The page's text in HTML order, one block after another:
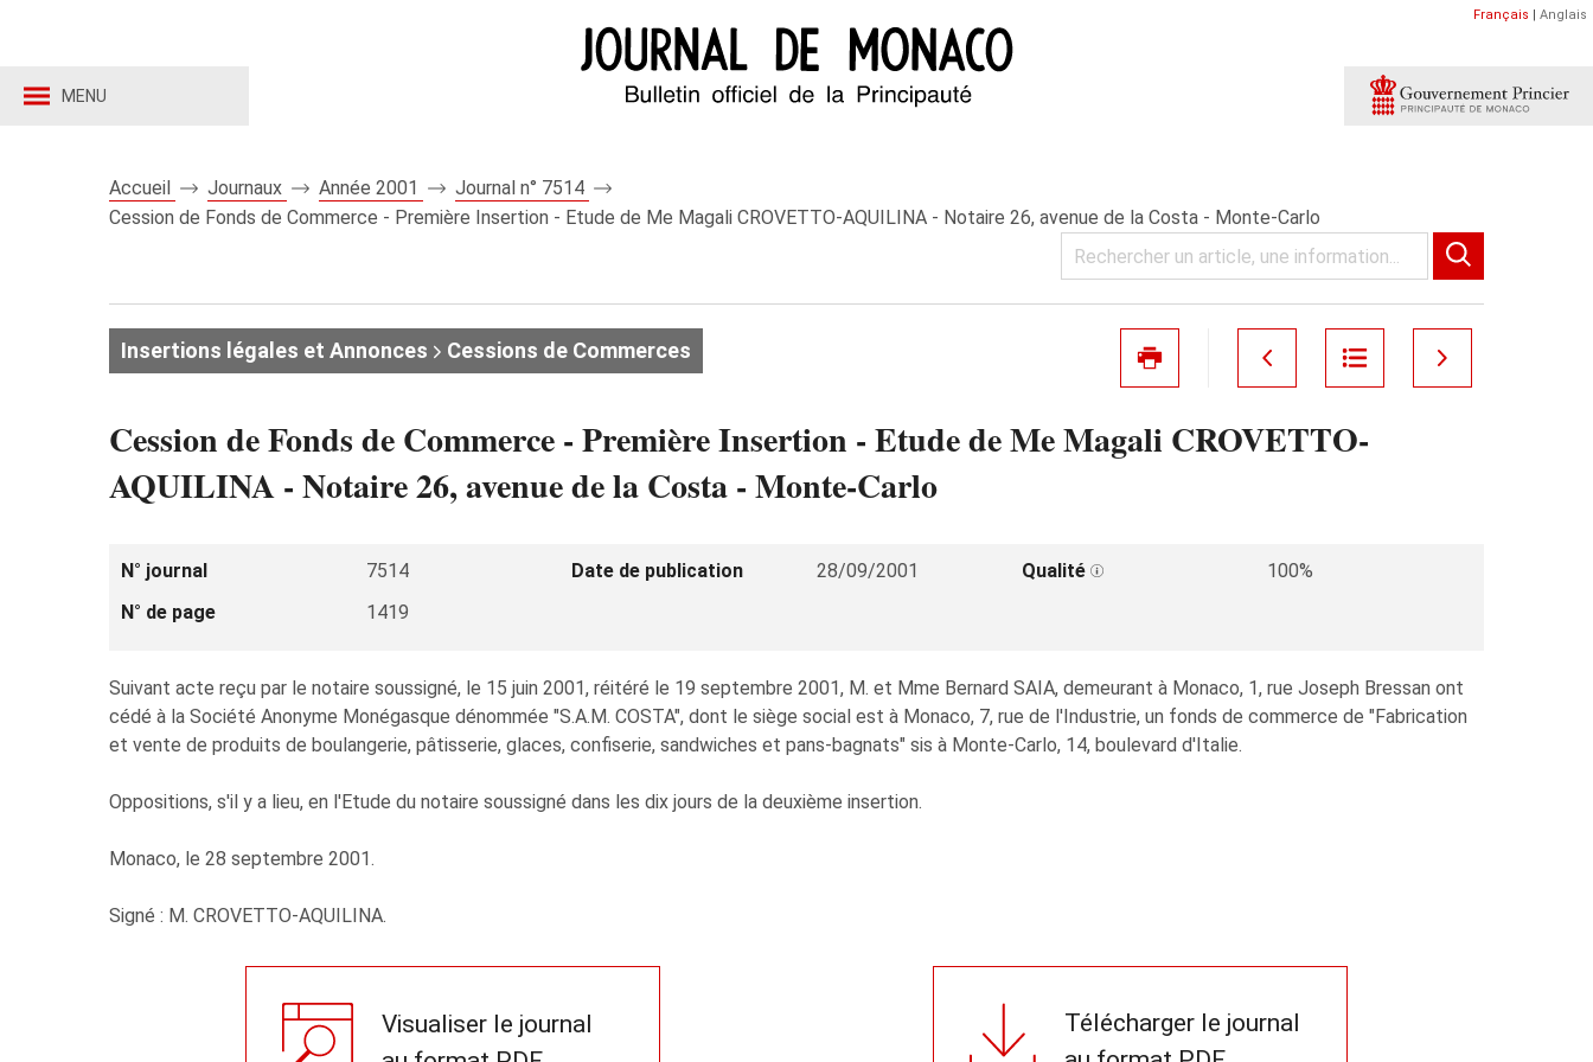
MENU
Français | Anglais
Accueil Journaux Année 2001
Journal n° 7514
Cession de Fonds de Commerce - Première Insertion - Etude de Me Magali CROVETTO-AQUILINA - Notaire 26, avenue de la Costa - Monte-Carlo
Insertions légales et Annonces Cessions de Commerces
Cession de Fonds de Commerce - Première Insertion - Etude de Me Magali CROVETTO-
AQUILINA - Notaire 26, avenue de la Costa - Monte-Carlo
N° journal 7514 Date de publication 28/09/2001 Qualité
100%
N° de page
1419
Suivant acte reçu par le notaire soussigné, le 15 juin 2001, réitéré le 19 septembre 2001, M. et Mme Bernard SAIA, demeurant à Monaco, 1, rue Joseph Bressan ont
cédé à la Société Anonyme Monégasque dénommée "S.A.M. COSTA", dont le siège social est à Monaco, 7, rue de l'Industrie, un fonds de commerce de "Fabrication
et vente de produits de boulangerie, pâtisserie, glaces, confiserie, sandwiches et pans-bagnats" sis à Monte-Carlo, 14, boulevard d'Italie.
Oppositions, s'il y a lieu, en l'Etude du notaire soussigné dans les dix jours de la deuxième insertion.
Monaco, le 28 septembre 2001.
Signé : M. CROVETTO-AQUILINA.
Visualiser le journal
Télécharger le journal